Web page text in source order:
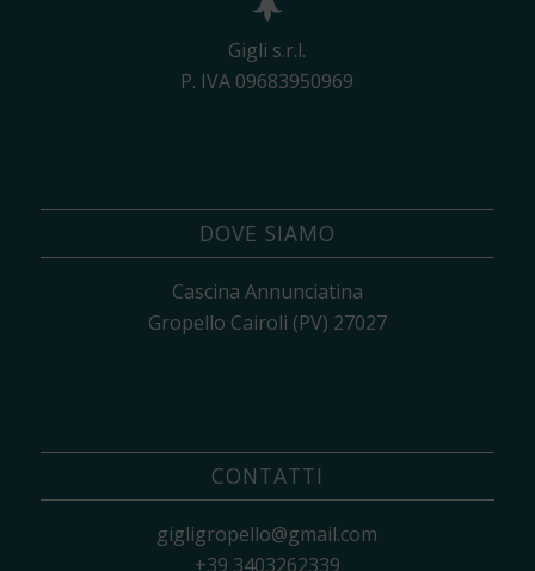
DOVE SIAMO
Cascina Annunciatina
Gropello Cairoli (PV) 27027
Gigli s.r.l.
P. IVA 09683950969
CONTATTI
gigligropello@gmail.com
+39 3403262339